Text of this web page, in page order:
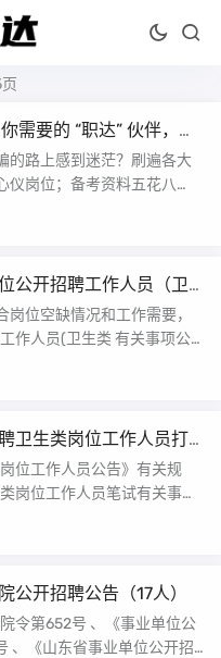
需要的 “职达” 伙伴，我
的路上感到迷茫？刷遍各大
仪岗位；备考资料五花八
公开招聘工作人员（卫
位空缺情况和工作需要，
作人员(卫生类 有关事项公
卫生类岗位工作人员打
位工作人员公告》有关规
岗位工作人员笔试有关事宜
开招聘公告（17人）
令第652号 、《事业单位公
、《山东省事业单位公开招